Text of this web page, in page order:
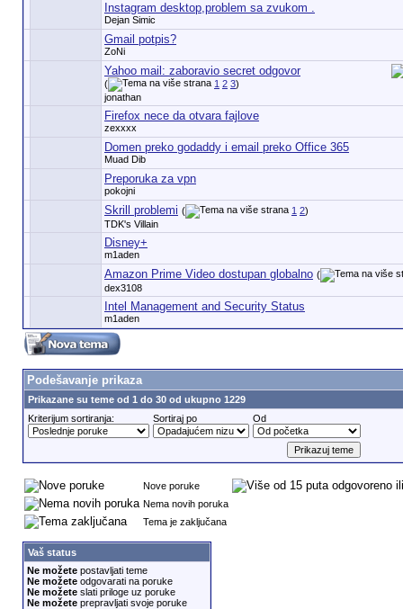
Instagram desktop,problem sa zvukom .
Dejan Simic
Gmail potpis?
ZoNi
Yahoo mail: zaboravio secret odgovor
( 1 2 3)
jonathan
Firefox nece da otvara fajlove
zexxxx
Domen preko godaddy i email preko Office 365
Muad Dib
Preporuka za vpn
pokojni
Skrill problemi ( 1 2)
TDK's Villain
Disney+
m1aden
Amazon Prime Video dostupan globalno (
dex3108
Intel Management and Security Status
m1aden
Podešavanje prikaza
Prikazane su teme od 1 do 30 od ukupno 1229
Kriterijum sortiranja:
Sortiraj po Od
Nove poruke
Nema novih poruka
Tema je zaključana
Vaš status
Ne možetepostavljati teme
Ne možeteodgovarati na poruke
Ne možeteslati priloge uz poruke
Ne možeteprepravljati svoje poruke